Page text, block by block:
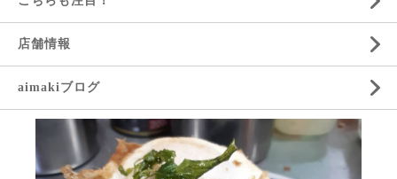
店舗情報
aimakiブログ